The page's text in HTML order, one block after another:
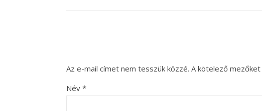
Az e-mail címet nem tesszük közzé. A kötelező mezőket
Név *